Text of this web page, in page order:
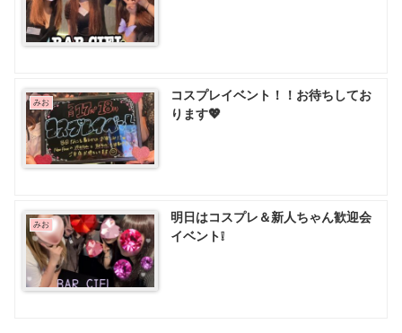
みお
コスプレイベント！！お待ちしてお
ります💖
みお
明日はコスプレ＆新人ちゃん歓迎会
イベント❕